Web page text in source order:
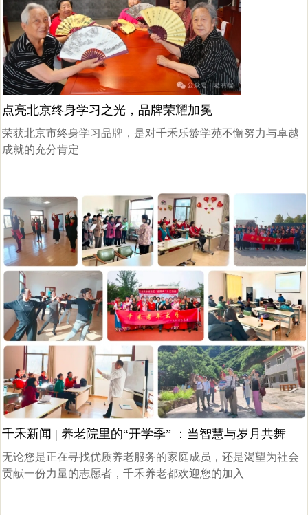
点亮北京终身学习之光，品牌荣耀加冕
荣获北京市终身学习品牌，是对千禾乐龄学苑不懈努力与卓越
成就的充分肯定
千禾新闻 | 养老院里的“开学季” ：当智慧与岁月共舞
无论您是正在寻找优质养老服务的家庭成员，还是渴望为社会
贡献一份力量的志愿者，千禾养老都欢迎您的加入